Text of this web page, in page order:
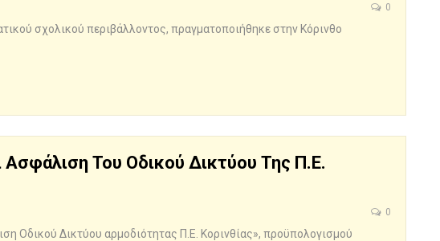
0
σχολικού περιβάλλοντος, πραγματοποιήθηκε στην Κόρινθο
Του Οδικού Δικτύου Της Π.Ε.
0
Οδικού Δικτύου αρμοδιότητας Π.Ε. Κορινθίας», προϋπολογισμού